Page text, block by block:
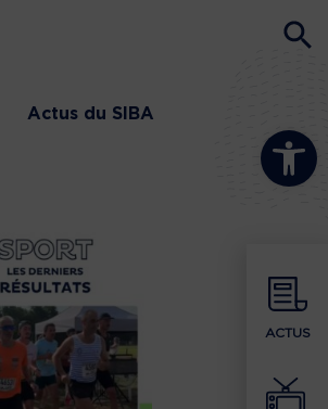
Ouvrir la
ACTUS
Actus du SIBA